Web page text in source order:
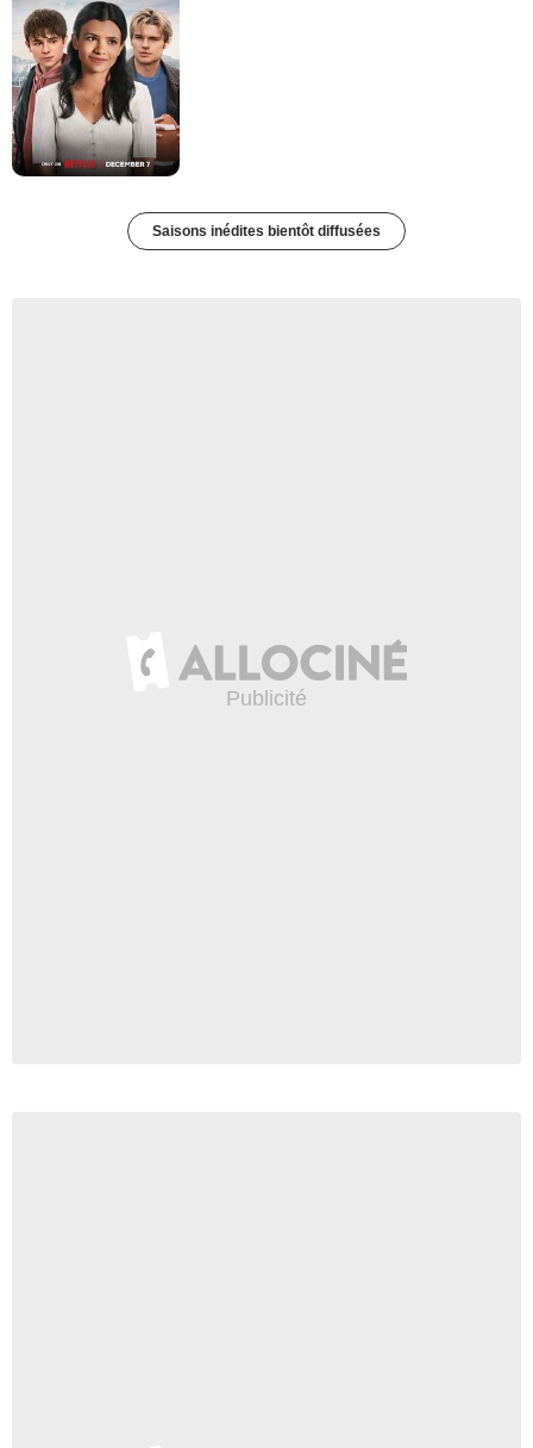
Saisons inédites bientôt diffusées